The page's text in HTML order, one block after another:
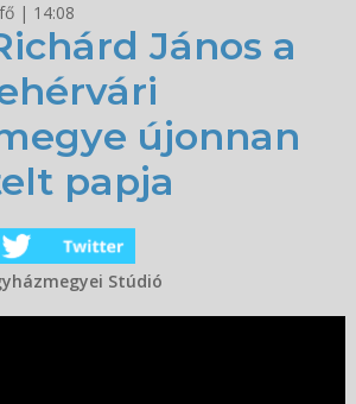
| 14:08
János a
újonnan
papja
Stúdió